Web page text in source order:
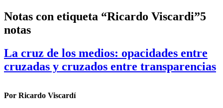
Notas con etiqueta “Ricardo Viscardi”5
notas
La cruz de los medios: opacidades entre
cruzadas y cruzados entre transparencias
Por Ricardo Viscardí